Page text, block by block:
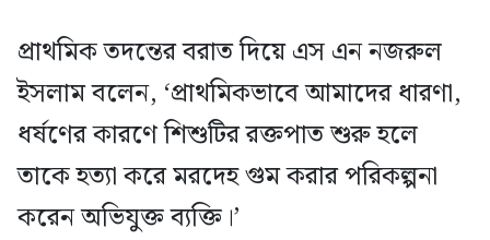
প্রাথমিক তদন্তের বরাত দিয়ে এস এন নজরুল
ইসলাম বলেন, ‘প্রাথমিকভাবে আমাদের ধারণা,
ধর্ষণের কারণে শিশুটির রক্তপাত শুরু হলে
তাকে হত্যা করে মরদেহ গুম করার পরিকল্পনা
করেন অভিযুক্ত ব্যক্তি।’